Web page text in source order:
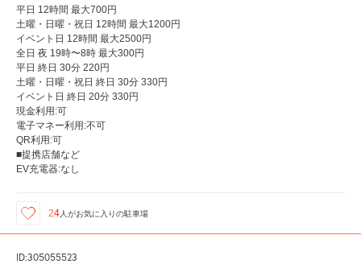
平日 12時間 最大700円
土曜・日曜・祝日 12時間 最大1200円
イベント日 12時間 最大2500円
全日 夜 19時〜8時 最大300円
平日 終日 30分 220円
土曜・日曜・祝日 終日 30分 330円
イベント日 終日 20分 330円
現金利用:可
電子マネー利用:不可
QR利用:可
■提携店舗など
EV充電器:なし
24 人がお気に入りの駐車場
ID:305055523